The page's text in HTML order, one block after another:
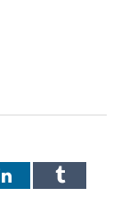
LinkedInTumblr